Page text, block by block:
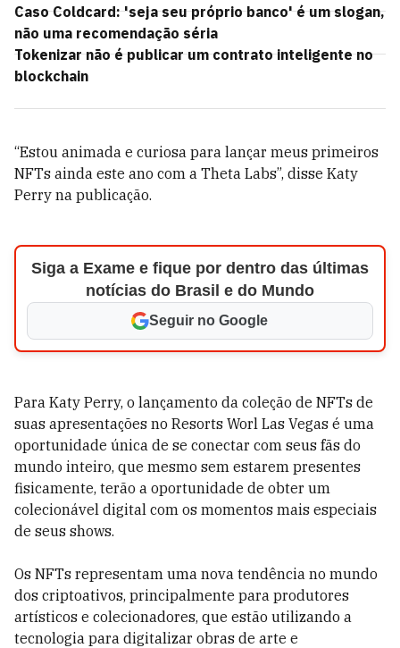
Caso Coldcard: 'seja seu próprio banco' é um slogan,
não uma recomendação séria
Tokenizar não é publicar um contrato inteligente no
blockchain
“Estou animada e curiosa para lançar meus primeiros
NFTs ainda este ano com a Theta Labs”, disse Katy
Perry na publicação.
Siga a Exame e fique por dentro das últimas
notícias do Brasil e do Mundo
Seguir no Google
Para Katy Perry, o lançamento da coleção de NFTs de
suas apresentações no Resorts Worl Las Vegas é uma
oportunidade única de se conectar com seus fãs do
mundo inteiro, que mesmo sem estarem presentes
fisicamente, terão a oportunidade de obter um
colecionável digital com os momentos mais especiais
de seus shows.
Os NFTs representam uma nova tendência no mundo
dos criptoativos, principalmente para produtores
artísticos e colecionadores, que estão utilizando a
tecnologia para digitalizar obras de arte e